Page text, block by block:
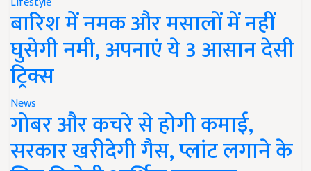
बारिश में नमक और मसालों में नहीं
घुसेगी नमी, अपनाएं ये 3 आसान देसी
ट्रिक्स
News
गोबर और कचरे से होगी कमाई,
सरकार खरीदेगी गैस, प्लांट लगाने के